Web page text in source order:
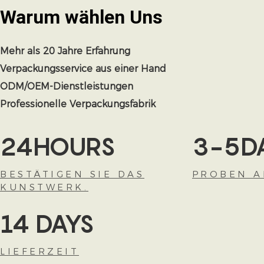
Warum wählen Uns
Mehr als 20 Jahre Erfahrung
Verpackungsservice aus einer Hand
ODM/OEM-Dienstleistungen
Professionelle Verpackungsfabrik
24HOURS
BESTÄTIGEN SIE DAS
KUNSTWERK.
3-
PROBEN
14 DAYS
LIEFERZEIT